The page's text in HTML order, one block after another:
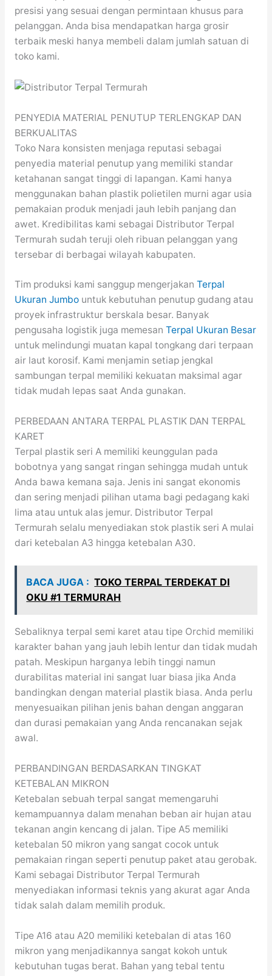
presisi yang sesuai dengan permintaan khusus para
pelanggan. Anda bisa mendapatkan harga grosir
terbaik meski hanya membeli dalam jumlah satuan di
toko kami.
PENYEDIA MATERIAL PENUTUP TERLENGKAP DAN
BERKUALITAS
Toko Nara konsisten menjaga reputasi sebagai
penyedia material penutup yang memiliki standar
ketahanan sangat tinggi di lapangan. Kami hanya
menggunakan bahan plastik polietilen murni agar usia
pemakaian produk menjadi jauh lebih panjang dan
awet. Kredibilitas kami sebagai Distributor Terpal
Termurah sudah teruji oleh ribuan pelanggan yang
tersebar di berbagai wilayah kabupaten.
Tim produksi kami sanggup mengerjakan Terpal
Ukuran Jumbountuk kebutuhan penutup gudang atau
proyek infrastruktur berskala besar. Banyak
pengusaha logistik juga memesan Terpal Ukuran Besar
untuk melindungi muatan kapal tongkang dari terpaan
air laut korosif. Kami menjamin setiap jengkal
sambungan terpal memiliki kekuatan maksimal agar
tidak mudah lepas saat Anda gunakan.
PERBEDAAN ANTARA TERPAL PLASTIK DAN TERPAL
KARET
Terpal plastik seri A memiliki keunggulan pada
bobotnya yang sangat ringan sehingga mudah untuk
Anda bawa kemana saja. Jenis ini sangat ekonomis
dan sering menjadi pilihan utama bagi pedagang kaki
lima atau untuk alas jemur. Distributor Terpal
Termurah selalu menyediakan stok plastik seri A mulai
dari ketebalan A3 hingga ketebalan A30.
BACA JUGA : TOKO TERPAL TERDEKAT DI
OKU #1 TERMURAH
Sebaliknya terpal semi karet atau tipe Orchid memiliki
karakter bahan yang jauh lebih lentur dan tidak mudah
patah. Meskipun harganya lebih tinggi namun
durabilitas material ini sangat luar biasa jika Anda
bandingkan dengan material plastik biasa. Anda perlu
menyesuaikan pilihan jenis bahan dengan anggaran
dan durasi pemakaian yang Anda rencanakan sejak
awal.
PERBANDINGAN BERDASARKAN TINGKAT
KETEBALAN MIKRON
Ketebalan sebuah terpal sangat memengaruhi
kemampuannya dalam menahan beban air hujan atau
tekanan angin kencang di jalan. Tipe A5 memiliki
ketebalan 50 mikron yang sangat cocok untuk
pemakaian ringan seperti penutup paket atau gerobak.
Kami sebagai Distributor Terpal Termurah
menyediakan informasi teknis yang akurat agar Anda
tidak salah dalam memilih produk.
Tipe A16 atau A20 memiliki ketebalan di atas 160
mikron yang menjadikannya sangat kokoh untuk
kebutuhan tugas berat. Bahan yang tebal tentu